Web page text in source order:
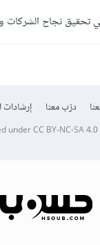
نجاح الشركات
درّب معنا إرشادات
underCC BY-NC-SA 4.0